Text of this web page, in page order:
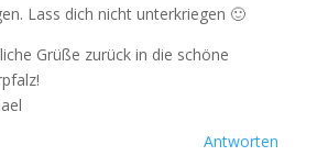
Lass dich nicht unterkriegen 🙂
Grüße zurück in die schöne
Antworten